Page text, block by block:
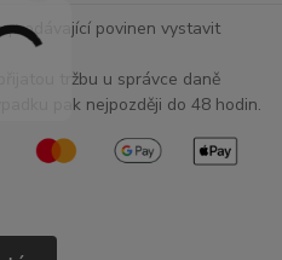
prodávající povinen vystavit
tržbu u správce daně
pak nejpozději do 48 hodin.